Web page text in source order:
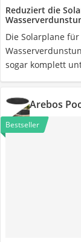
Reduziert die
Die Solarplane
sogar komplett
Arebos
Bestseller